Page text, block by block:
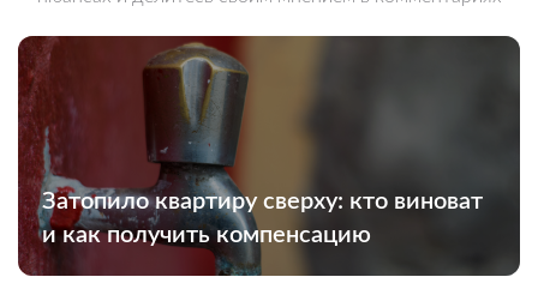
Затопило квартиру сверху: кто виноват
и как получить компенсацию